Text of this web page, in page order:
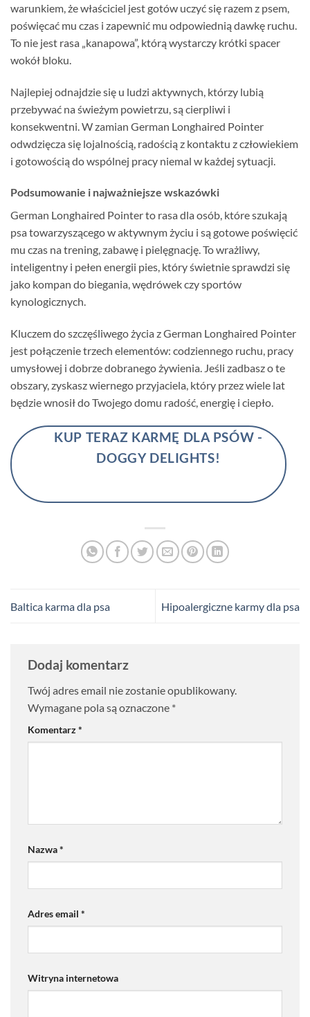
warunkiem, że właściciel jest gotów uczyć się razem z psem,
poświęcać mu czas i zapewnić mu odpowiednią dawkę ruchu.
To nie jest rasa „kanapowa”, którą wystarczy krótki spacer
wokół bloku.
Najlepiej odnajdzie się u ludzi aktywnych, którzy lubią
przebywać na świeżym powietrzu, są cierpliwi i
konsekwentni. W zamian German Longhaired Pointer
odwdzięcza się lojalnością, radością z kontaktu z człowiekiem
i gotowością do wspólnej pracy niemal w każdej sytuacji.
Podsumowanie i najważniejsze wskazówki
German Longhaired Pointer to rasa dla osób, które szukają
psa towarzyszącego w aktywnym życiu i są gotowe poświęcić
mu czas na trening, zabawę i pielęgnację. To wrażliwy,
inteligentny i pełen energii pies, który świetnie sprawdzi się
jako kompan do biegania, wędrówek czy sportów
kynologicznych.
Kluczem do szczęśliwego życia z German Longhaired Pointer
jest połączenie trzech elementów: codziennego ruchu, pracy
umysłowej i dobrze dobranego żywienia. Jeśli zadbasz o te
obszary, zyskasz wiernego przyjaciela, który przez wiele lat
będzie wnosił do Twojego domu radość, energię i ciepło.
KUP TERAZ KARMĘ DLA PSÓW -
DOGGY DELIGHTS!
Baltica karma dla psa Hipoalergiczne karmy dla psa
Dodaj komentarz
Twój adres email nie zostanie opublikowany.
Wymagane pola są oznaczone *
Komentarz*
Nazwa*
Adres email *
Witryna internetowa